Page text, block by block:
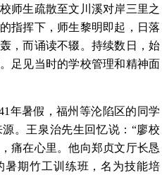
师生疏散至文川溪对岸三里之
指挥下，师生黎明即起，日落
，而诵读不辍。持续数日，始
足见当时的学校管理和精神面
年暑假，福州等沦陷区的同学
。王泉治先生回忆说：“廖校
痛在心里。他向郑贞文厅长恳
暑期竹工训练班，名为技能培